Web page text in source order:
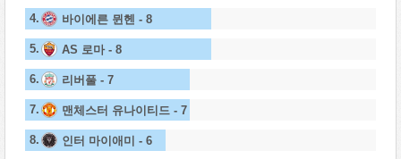
4. 바이에른 뮌헨 - 8
5. AS 로마 - 8
6. 리버풀 - 7
7. 맨체스터 유나이티드 - 7
8. 인터 마이애미 - 6